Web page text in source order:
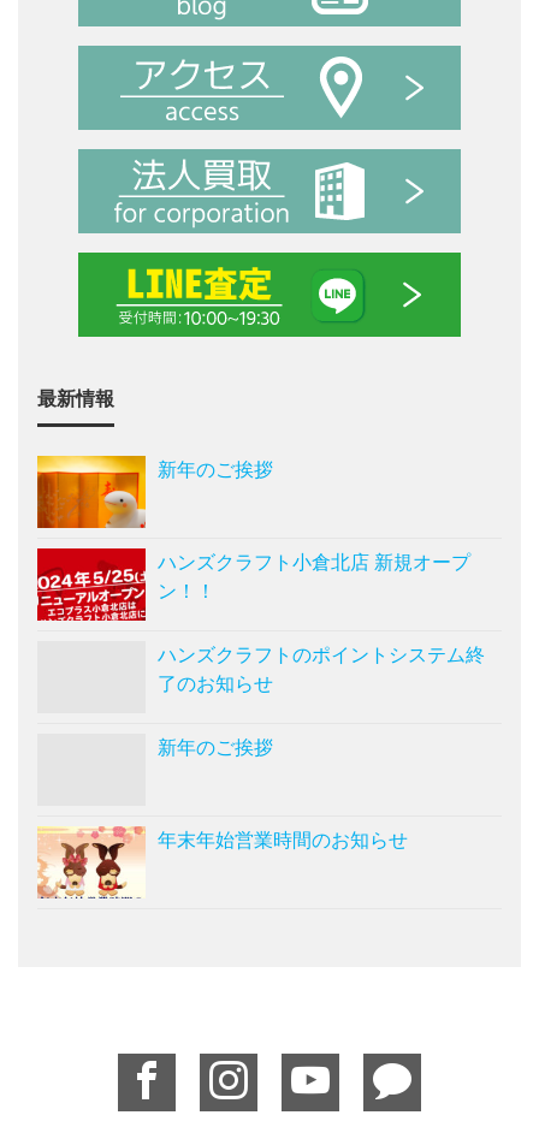
最新情報
新年のご挨拶
ハンズクラフト小倉北店 新規オープ
ン！！
ハンズクラフトのポイントシステム終
了のお知らせ
新年のご挨拶
年末年始営業時間のお知らせ